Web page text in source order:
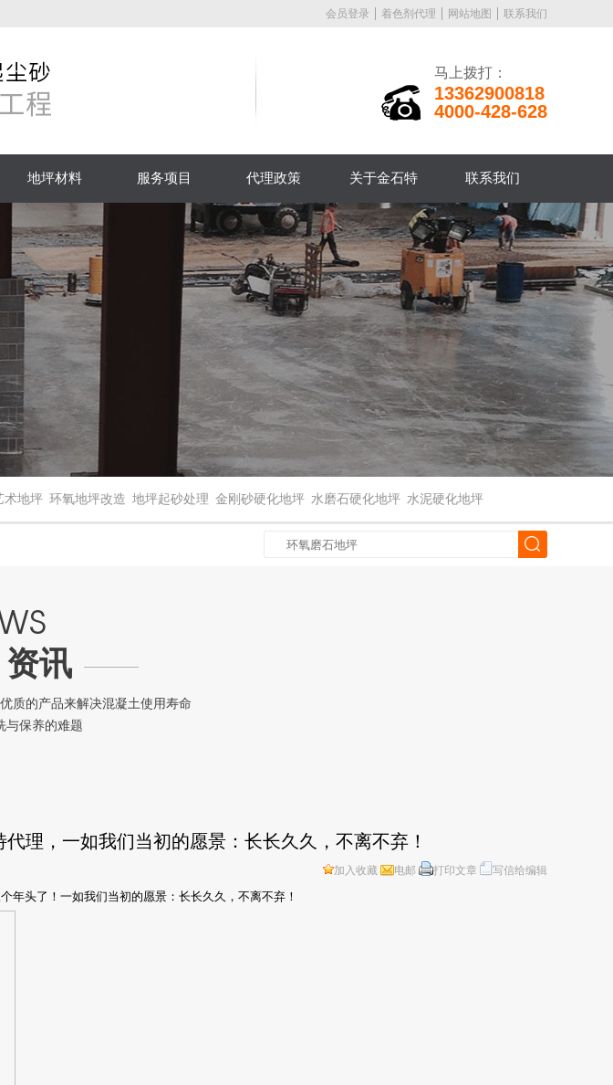
会员登录 着色剂代理 网站地图 联系我们
马上拨打：
13362900818
4000-428-628
地坪材料 服务项目 代理政策 关于金石特 联系我们
术地坪 环氧地坪改造 地坪起砂处理 金刚砂硬化地坪 水磨石硬化地坪 水泥硬化地坪
资讯
理，一如我们当初的愿景：长长久久，不离不弃！
加入收藏 电邮 打印文章 写信给编辑
年头了！一如我们当初的愿景：长长久久，不离不弃！